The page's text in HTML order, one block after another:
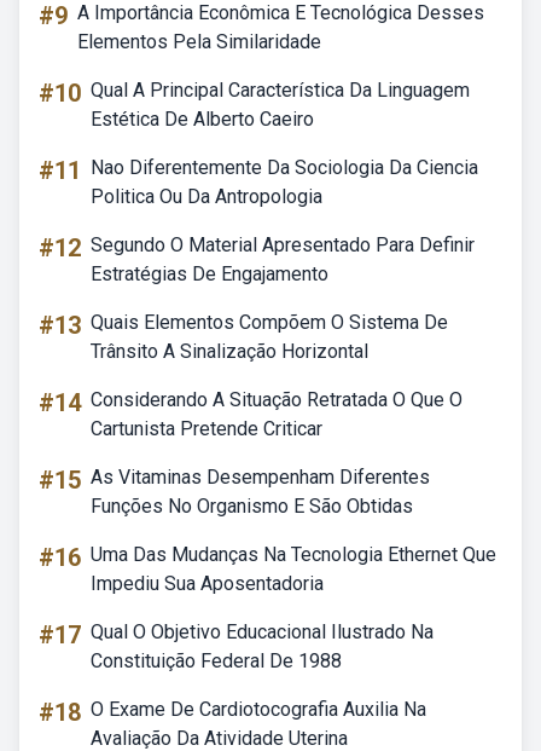
#9 A Importância Econômica E Tecnológica Desses
Elementos Pela Similaridade
#10 Qual A Principal Característica Da Linguagem
Estética De Alberto Caeiro
#11
Nao Diferentemente Da Sociologia Da Ciencia
Politica Ou Da Antropologia
#12 Segundo O Material Apresentado Para Definir
Estratégias De Engajamento
#13 Quais Elementos Compõem O Sistema De
Trânsito A Sinalização Horizontal
#14 Considerando A Situação Retratada O Que O
Cartunista Pretende Criticar
#15 As Vitaminas Desempenham Diferentes
Funções No Organismo E São Obtidas
#16 Uma Das Mudanças Na Tecnologia Ethernet Que
Impediu Sua Aposentadoria
#17 Qual O Objetivo Educacional Ilustrado Na
Constituição Federal De 1988
#18 O Exame De Cardiotocografia Auxilia Na
Avaliação Da Atividade Uterina